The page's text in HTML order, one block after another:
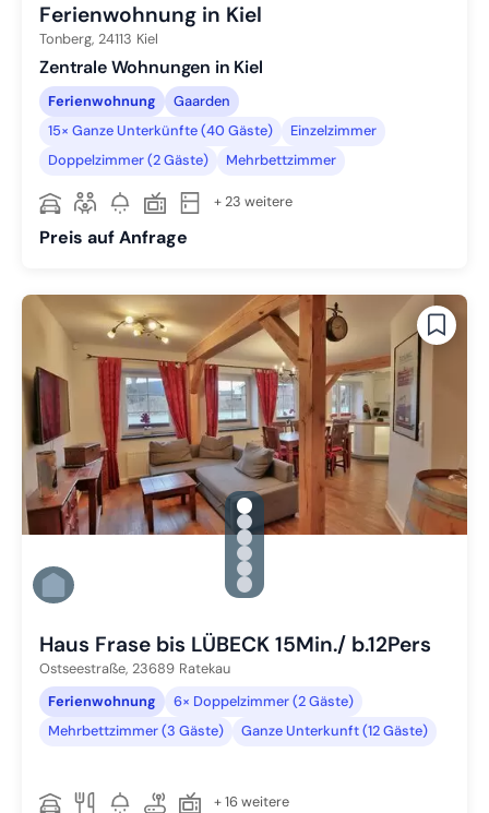
Ferienwohnung in Kiel
Tonberg, 24113 Kiel
Zentrale Wohnungen in Kiel
Ferienwohnung
Gaarden
15× Ganze Unterkünfte (40 Gäste)
Einzelzimmer
Doppelzimmer (2 Gäste)
Mehrbettzimmer
+ 23 weitere
Preis auf Anfrage
gallery.slide_selector
Zu Slide 1 wechseln
Zu Slide 2 wechseln
Zu Slide 3 wechseln
Zu Slide 4 wechseln
Zu Slide 5 wechseln
Zu Slide 6 wechseln
Haus Frase bis LÜBECK 15Min./ b.12Pers
Ostseestraße, 23689 Ratekau
Ferienwohnung
6× Doppelzimmer (2 Gäste)
Mehrbettzimmer (3 Gäste)
Ganze Unterkunft (12 Gäste)
+ 16 weitere